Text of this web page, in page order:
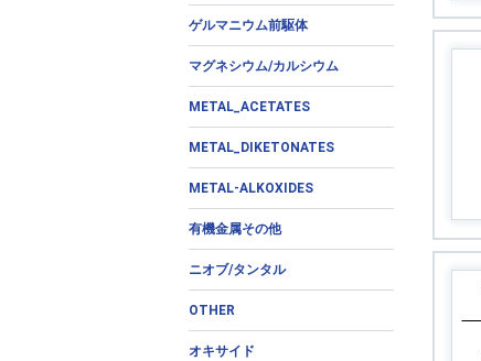
ゲルマニウム前駆体
マグネシウム/カルシウム
METAL_ACETATES
METAL_DIKETONATES
METAL-ALKOXIDES
有機金属その他
ニオブ/タンタル
OTHER
オキサイド